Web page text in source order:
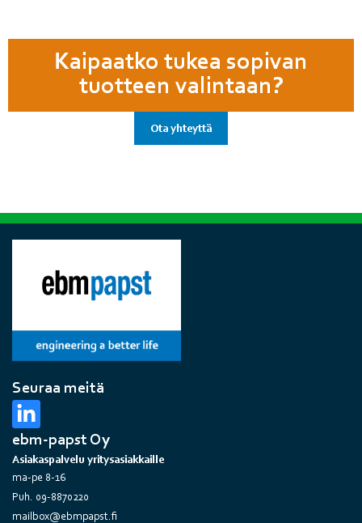
Kaipaatko tukea sopivan
tuotteen valintaan?
Ota yhteyttä
Seuraa meitä
ebm-papst Oy
Asiakaspalvelu yritysasiakkaille
ma-pe 8-16
Puh. 09-8870220
mailbox@ebmpapst.fi